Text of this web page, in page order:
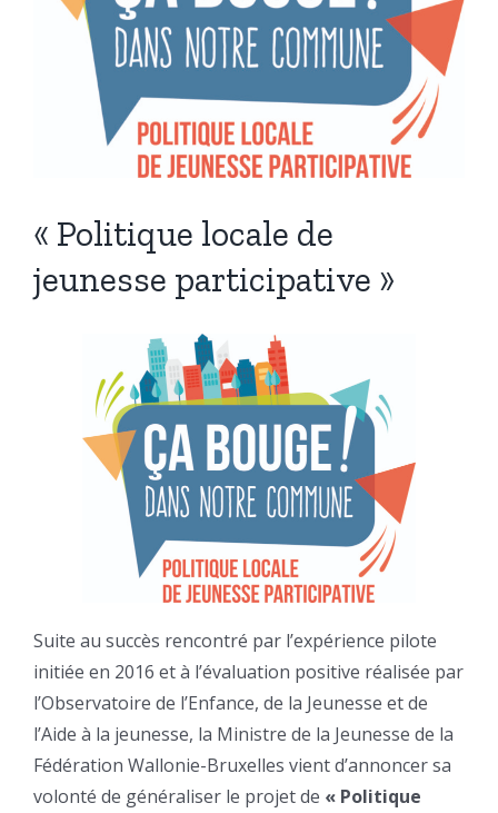
« Politique locale de
jeunesse participative »
Suite au succès rencontré par l’expérience pilote
initiée en 2016 et à l’évaluation positive réalisée par
l’Observatoire de l’Enfance, de la Jeunesse et de
l’Aide à la jeunesse, la Ministre de la Jeunesse de la
Fédération Wallonie-Bruxelles vient d’annoncer sa
volonté de généraliser le projet de « Politique